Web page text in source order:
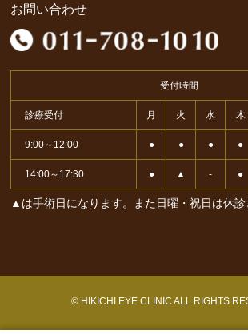
お問い合わせ
受付時間
診療受付 月 火 水 木
9:00～12:00 ● ● ● ●
14:00～17:30 ● ▲ - ●
▲は手術日になります。また日曜・祝日は休診
© HIKICHI EYE CLINIC ALL RIGHTS